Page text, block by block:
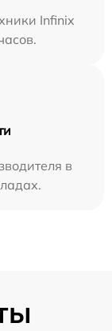
Infinix
в